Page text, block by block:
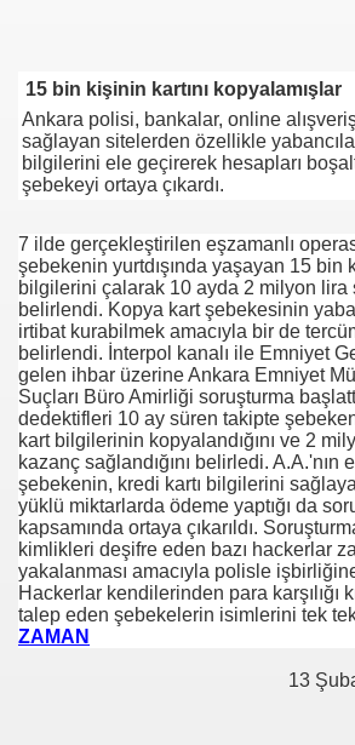
15 bin kişinin kartını kopyalamışlar
Ankara polisi, bankalar, online
sağlayan sitelerden özellikle
bilgilerini ele geçirerek hesapları
şebekeyi ortaya çıkardı.
7 ilde gerçekleştirilen eşzamanlı
şebekenin yurtdışında yaşayan 15 bin
bilgilerini çalarak 10 ayda 2 milyon lira
belirlendi. Kopya kart şebekesinin
irtibat kurabilmek amacıyla bir de
belirlendi. İnterpol kanalı ile Emniyet
gelen ihbar üzerine Ankara Emniyet
Suçları Büro Amirliği soruşturma
dedektifleri 10 ay süren takipte
kart bilgilerinin kopyalandığını ve 2
kazanç sağlandığını belirledi. A.A.'nın
şebekenin, kredi kartı bilgilerini
yüklü miktarlarda ödeme yaptığı da
kapsamında ortaya çıkarıldı.
kimlikleri deşifre eden bazı hackerlar
yakalanması amacıyla polisle
Hackerlar kendilerinden para karşılığı
talep eden şebekelerin isimlerini tek
ZAMAN
13
ARAMAYIN !